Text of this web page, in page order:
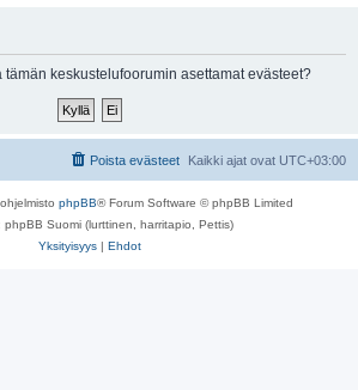
tämän keskustelufoorumin asettamat evästeet?
Kaikki ajat ovat UTC+03:00
Poista evästeet
phpBB® Forum Software © phpBB Limited
phpBB Suomi (lurttinen, harritapio, Pettis)
Yksityisyys | Ehdot